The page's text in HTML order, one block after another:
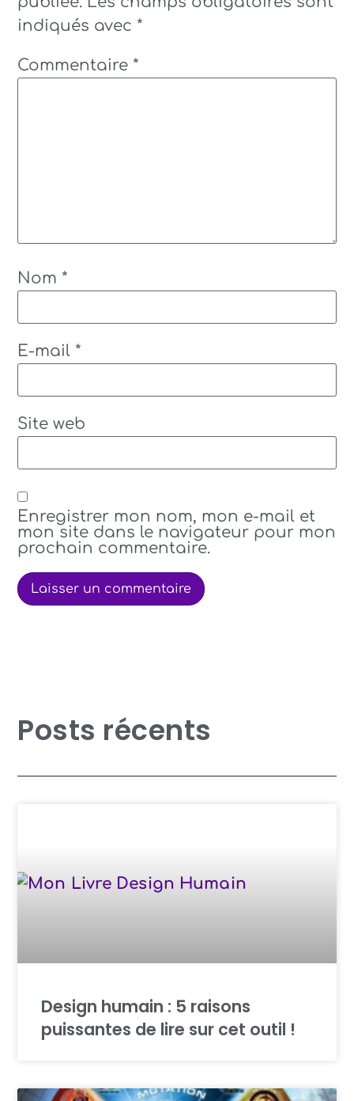
indiqués avec *
Commentaire *
Nom *
E-mail *
Site web
Enregistrer mon nom, mon e-mail et
mon site dans le navigateur pour mon
prochain commentaire.
Posts récents
Design humain : 5 raisons
puissantes de lire sur cet outil !